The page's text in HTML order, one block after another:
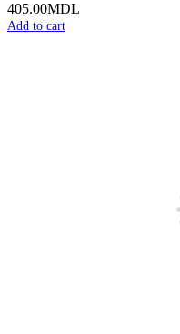
405.00MDL
Add to cart